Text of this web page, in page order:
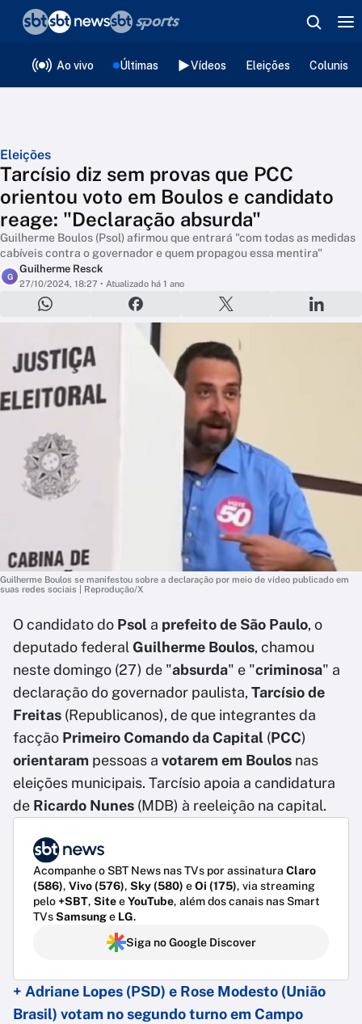
Ao vivo Últimas Vídeos Eleições
Eleições
Tarcísio diz sem provas que PCC
orientou voto em Boulos e candidato
reage: "Declaração absurda"
Guilherme Boulos (Psol) afirmou que entrará "com todas as medidas
cabíveis contra o governador e quem propagou essa mentira"
G
Guilherme Resck
27/10/2024, 18:27 • Atualizado há 1 ano
Guilherme Boulos se manifestou sobre a declaração por meio de vídeo publicado em
suas redes sociais | Reprodução/X
O candidato do Psol a prefeito de São Paulo, o
deputado federal Guilherme Boulos, chamou
neste domingo (27) de "absurda" e "criminosa" a
declaração do governador paulista, Tarcísio de
Freitas (Republicanos), de que integrantes da
facção Primeiro Comando da Capital (PCC)
orientaram pessoas a votarem em Boulos nas
eleições municipais. Tarcísio apoia a candidatura
de Ricardo Nunes (MDB) à reeleição na capital.
Acompanhe o SBT News nas TVs por assinatura Claro
(586), Vivo (576), Sky (580) eOi (175), via streaming
pelo+SBT, SiteeYouTube, além dos canais nas Smart
TVsSamsunge LG.
Siga no Google Discover
+ Adriane Lopes (PSD) e Rose Modesto (União
Brasil) votam no segundo turno em Campo
❮voltar
Editorias